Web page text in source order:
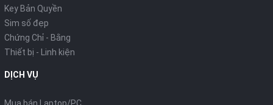
Key Bản Quyền
Sim số đẹp
Chứng Chỉ - Bằng
Thiết bị - Linh kiện
DỊCH VỤ